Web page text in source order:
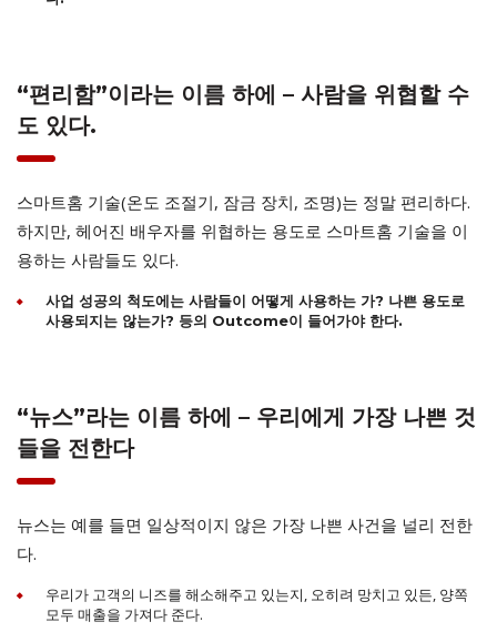
“편리함”이라는 이름 하에 – 사람을 위협할 수
도 있다.
스마트홈 기술(온도 조절기, 잠금 장치, 조명)는 정말 편리하다.
하지만, 헤어진 배우자를 위협하는 용도로 스마트홈 기술을 이
용하는 사람들도 있다.
사업 성공의 척도에는 사람들이 어떻게 사용하는 가? 나쁜 용도로
사용되지는 않는가? 등의 Outcome이 들어가야 한다.
“뉴스”라는 이름 하에 – 우리에게 가장 나쁜 것
들을 전한다
뉴스는 예를 들면 일상적이지 않은 가장 나쁜 사건을 널리 전한
다.
우리가 고객의 니즈를 해소해주고 있는지, 오히려 망치고 있든, 양쪽
모두 매출을 가져다 준다.